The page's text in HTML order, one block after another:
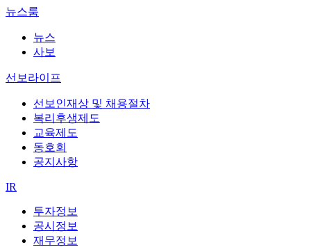
뉴스룸
뉴스
사보
선보라이프
선보인재상 및 채용절차
복리후생제도
교육제도
동호회
공지사항
IR
투자정보
공시정보
재무정보